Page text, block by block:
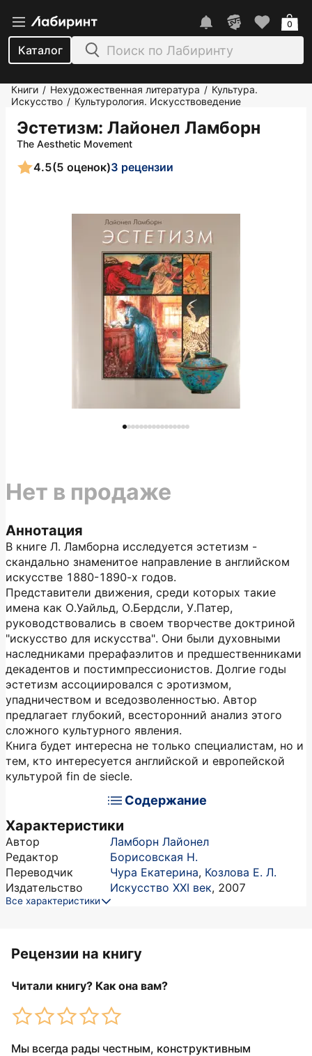
Каталог
0
Книги / Нехудожественная литература / Культура.
Искусство / Культурология. Искусствоведение
Эстетизм: Лайонел Ламборн
The Aesthetic Movement
4.5(5 оценок)3 рецензии
Аннотация
В книге Л. Ламборна исследуется эстетизм -
скандально знаменитое направление в английском
искусстве 1880-1890-х годов.
Представители движения, среди которых такие
имена как О.Уайльд, О.Бердсли, У.Патер,
руководствовались в своем творчестве доктриной
"искусство для искусства". Они были духовными
наследниками прерафаэлитов и предшественниками
декадентов и постимпрессионистов. Долгие годы
эстетизм ассоциировался с эротизмом,
упадничеством и вседозволенностью. Автор
предлагает глубокий, всесторонний анализ этого
сложного культурного явления.
Книга будет интересна не только специалистам, но и
тем, кто интересуется английской и европейской
культурой fin dе siecle.
Содержание
Характеристики
Автор
Ламборн Лайонел
Редактор
Борисовская Н.
Переводчик
Чура Екатерина, Козлова Е. Л.
Издательство
Искусство ХХI век, 2007
Все характеристики
Нет в продаже
Рецензии на книгу
Читали книгу? Как она вам?
Мы всегда рады честным, конструктивным